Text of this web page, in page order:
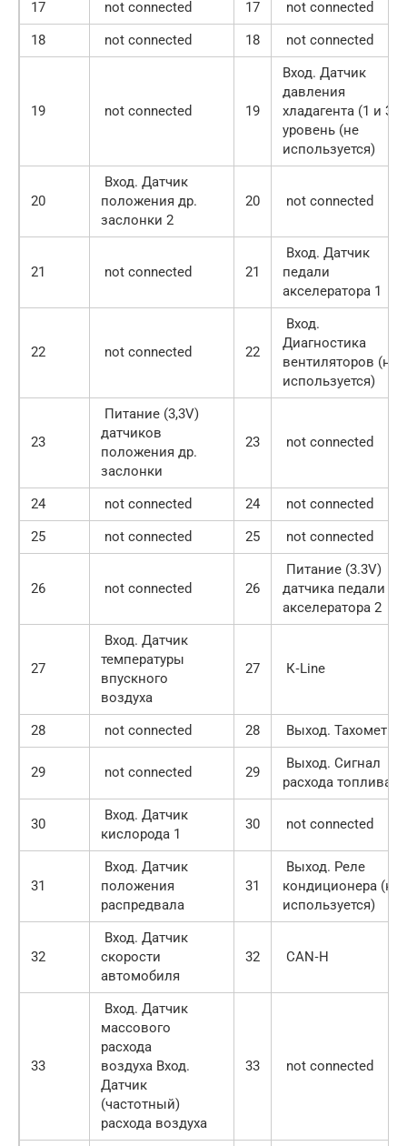
17 not connected 17
not connected
18
not connected 18 not connected
19 not connected 19
Вход. Датчик
давления
хладагента (1 и 3)
уровень (не
используется)
20
Вход. Датчик
положения др.
заслонки 2
20 not connected
21 not connected 21
Вход. Датчик
педали
акселератора 1
22 not connected 22
Вход.
Диагностика
вентиляторов (не
используется)
23
Питание (3,3V)
датчиков
положения др.
заслонки
23 not connected
24 not connected 24
not connected
25
not connected 25 not connected
26 not connected 26
Питание (3.3V)
датчика педали
акселератора 2
27
Вход. Датчик
температуры
впускного
воздуха
27 К‑Line
28 not connected 28 Выход. Тахометр
29 not connected 29
Выход. Сигнал
расхода топлива
30
Вход. Датчик
кислорода 1
30 not connected
31
Вход. Датчик
положения
распредвала
31
Выход. Реле
кондиционера (не
используется)
32
Вход. Датчик
скорости
автомобиля
32 CAN‑H
33
Вход. Датчик
массового
расхода
воздуха Вход.
Датчик
(частотный)
расхода воздуха
33 not connected